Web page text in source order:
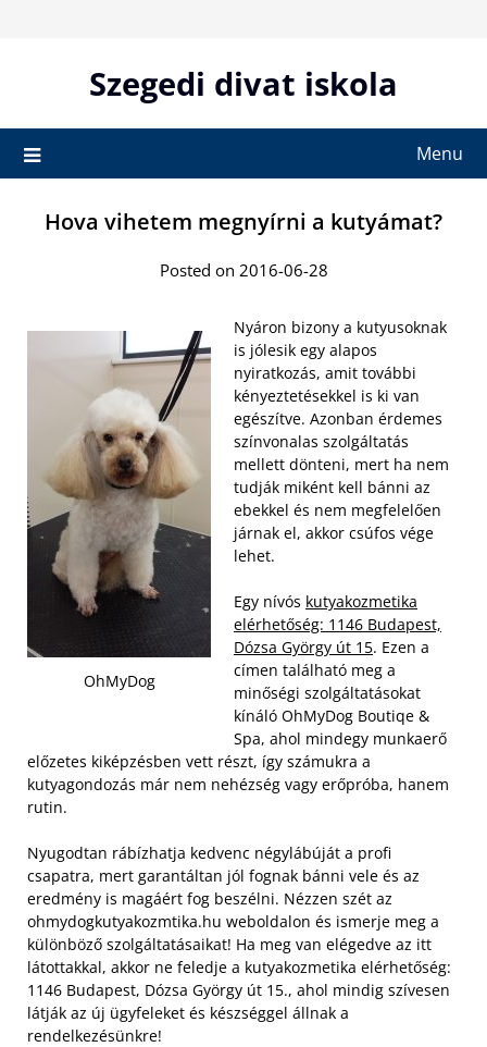
Szegedi divat iskola
Menu
Hova vihetem megnyírni a kutyámat?
Posted on 2016-06-28
OhMyDog
Nyáron bizony a kutyusoknak
is jólesik egy alapos
nyiratkozás, amit további
kényeztetésekkel is ki van
egészítve. Azonban érdemes
színvonalas szolgáltatás
mellett dönteni, mert ha nem
tudják miként kell bánni az
ebekkel és nem megfelelően
járnak el, akkor csúfos vége
lehet.
Egy nívós kutyakozmetika
elérhetőség: 1146 Budapest,
Dózsa György út 15. Ezen a
címen található meg a
minőségi szolgáltatásokat
kínáló OhMyDog Boutiqe &
Spa, ahol mindegy munkaerő
előzetes kiképzésben vett részt, így számukra a
kutyagondozás már nem nehézség vagy erőpróba, hanem
rutin.
Nyugodtan rábízhatja kedvenc négylábúját a profi
csapatra, mert garantáltan jól fognak bánni vele és az
eredmény is magáért fog beszélni. Nézzen szét az
ohmydogkutyakozmtika.hu weboldalon és ismerje meg a
különböző szolgáltatásaikat! Ha meg van elégedve az itt
látottakkal, akkor ne feledje a kutyakozmetika elérhetőség:
1146 Budapest, Dózsa György út 15., ahol mindig szívesen
látják az új ügyfeleket és készséggel állnak a
rendelkezésünkre!